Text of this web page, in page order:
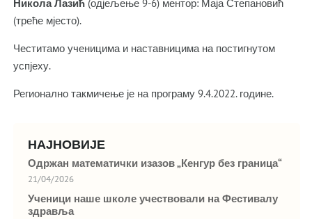
Никола Лазић(одјељење 9-6) ментор: Маја Степановић
(треће мјесто).
Честитамо ученицима и наставницима на постигнутом
успјеху.
Регионално такмичење је на програму 9.4.2022. године.
НАЈНОВИЈЕ
Одржан математички изазов „Кенгур без граница“
21/04/2026
Ученици наше школе учествовали на Фестивалу
здравља